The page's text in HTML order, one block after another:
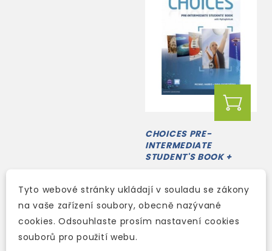
CHOICES PRE-
INTERMEDIATE
STUDENT'S BOOK +
expedujeme)
1 015 Kč -15% 863 Kč
Tyto webové stránky ukládají v souladu se zákony
na vaše zařízení soubory, obecně nazývané
cookies. Odsouhlaste prosím nastavení cookies
souborů pro použití webu.